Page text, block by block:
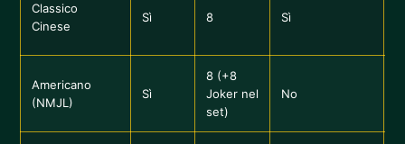
Classico
Cinese
Sì 8 Sì
Americano
(NMJL)
Sì
8 (+8
Joker nel
set)
No